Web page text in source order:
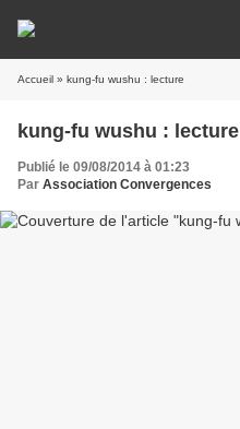
Accueil » kung-fu wushu : lecture
kung-fu wushu : lecture
Publié le 09/08/2014 à 01:23
Par Association Convergences